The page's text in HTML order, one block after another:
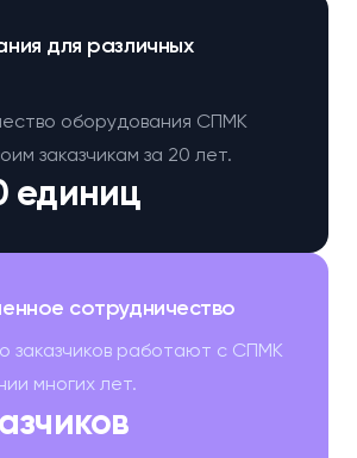
единиц
для различных
оборудования СПМК
заказчикам за 20 лет.
сотрудничество
заказчиков работают с СПМК
многих лет.